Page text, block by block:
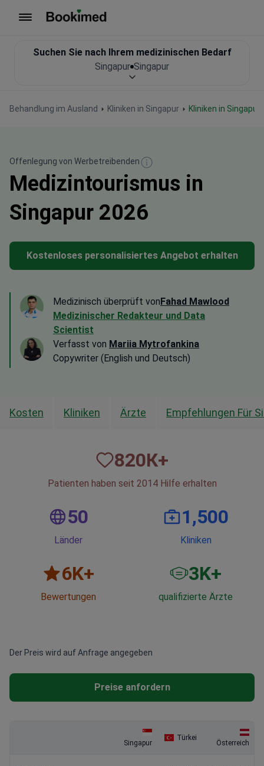
Behandlung im Ausland Kliniken in Singapur Kliniken in Singapur
Suchen Sie nach Ihrem medizinischen Bedarf
Singapur Singapur
Offenlegung von Werbetreibenden
Medizintourismus in
Singapur 2026
Kostenloses personalisiertes Angebot erhalten
Medizinisch überprüft vonFahad Mawlood
Medizinischer Redakteur und Data
Scientist
Verfasst von Mariia Mytrofankina
Copywriter (English und Deutsch)
Kosten Kliniken Ärzte Empfehlungen Für
820К+
Patienten haben seit 2014 Hilfe erhalten
50
Länder
1,500
Kliniken
6K+
Bewertungen
3K+
qualifizierte Ärzte
Der Preis wird auf Anfrage angegeben
Preise anfordern
Singapur
Türkei
Österreich